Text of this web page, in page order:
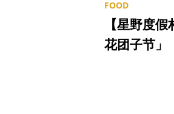
【星野度
花团子节」